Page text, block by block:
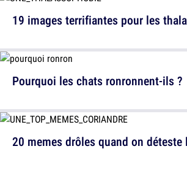
Pourquoi les chats ronronnent-ils ?
19 images terrifiantes pour les
20 memes drôles quand on déteste